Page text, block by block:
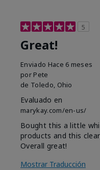
5
Great!
Enviado Hace 6 meses
por Pete
de Toledo, Ohio
Evaluado en
marykay.com/en-us/
Bought this a little
products and this
Overall great!
Mostrar Traducción